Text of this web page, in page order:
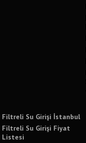
Filtreli Su Girişi İstanbul
Filtreli Su Girişi Fiyat
Listesi